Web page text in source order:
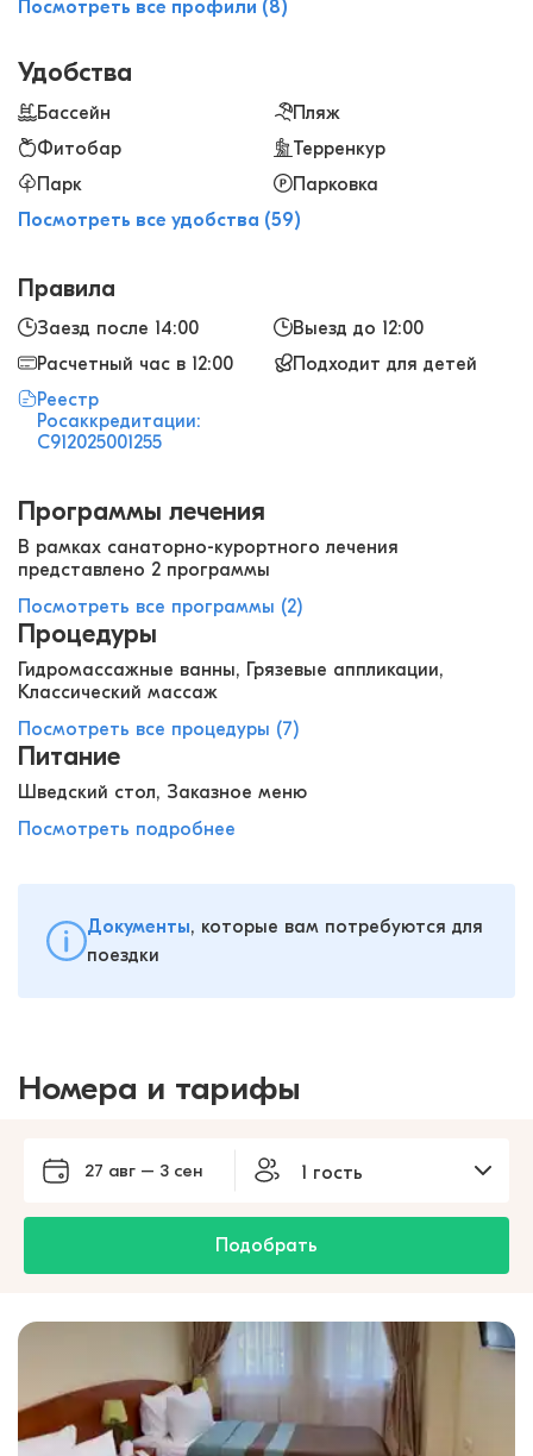
Посмотреть все профили (8)
Удобства
Бассейн
Пляж
Фитобар
Терренкур
Парк
Парковка
Посмотреть все удобства (59)
Правила
Заезд после 14:00
Выезд до 12:00
Расчетный час в 12:00
Подходит для детей
Реестр
Росаккредитации:
С912025001255
Программы лечения
В рамках санаторно-курортного лечения
представлено 2 программы
Посмотреть все программы (2)
Процедуры
Гидромассажные ванны, Грязевые аппликации,
Классический массаж
Посмотреть все процедуры (7)
Питание
Шведский стол, Заказное меню
Посмотреть подробнее
Документы, которые вам потребуются для
поездки
Номера и тарифы
27 авг – 3 сен 1 гость
Подобрать